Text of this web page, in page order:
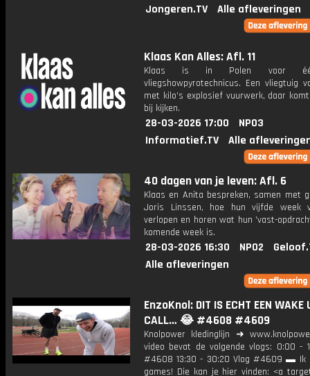
Jongeren.TV
Alle afleveringen
Klaas Kan Alles: Afl. 11
Klaas is in Polen voor
vliegshowpyrotechnicus. Een vliegtuig
met kilo's explosief vuurwerk, daar
bij kijken.
28-03-2026 17:00
NPO3
Informatief.TV
Alle
40 dagen van je leven: Afl. 6
Klaas en Anita bespreken, samen met
Joris Linssen, hoe hun vijfde week
verlopen en horen wat hun 'vast-
komende week is.
28-03-2026 16:30 NPO2
Alle afleveringen
EnzoKnol: DIT IS ECHT EEN WAKE
CALL… 😂 #4608 #4609
Knolpower kledinglijn ➜
video bevat de volgende vlogs: 0:00 -
#4608 13:30 - 30:20 Vlog #4609 ▬ Ik
games! Die kan je hier vinden: <a